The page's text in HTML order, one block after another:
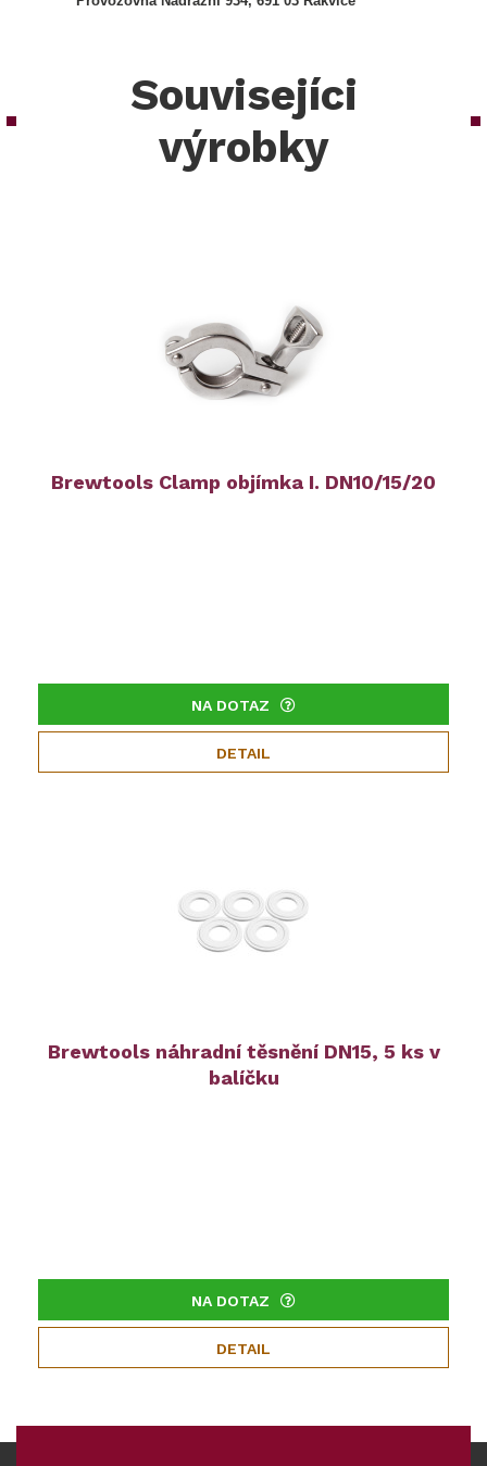
Souvisejíci
výrobky
Brewtools Clamp objímka I. DN10/15/20
NA DOTAZ
DETAIL
Brewtools náhradní těsnění DN15, 5 ks v
balíčku
NA DOTAZ
DETAIL